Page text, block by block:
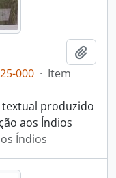
000 · Item
produzido
aos Índios
Índios